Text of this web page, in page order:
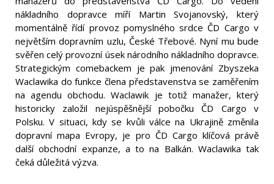
nákladního dopravce míří Martin Svojanovský, který
momentálně řídí provoz pomyslného srdce ČD Cargo v
největším dopravním uzlu, České Třebové. Nyní mu bude
svěřen celý provozní úsek národního nákladního dopravce.
Strategickým comebackem je pak jmenování Zbyszeka
Waclawika do funkce člena představenstva se zaměřením
na agendu obchodu. Waclawik je totiž manažer, který
historicky založil nejúspěšnější pobočku ČD Cargo v
Polsku. V situaci, kdy se kvůli válce na Ukrajině změnila
dopravní mapa Evropy, je pro ČD Cargo klíčová právě
další obchodní expanze, a to na Balkán. Waclawika tak
čeká důležitá výzva.